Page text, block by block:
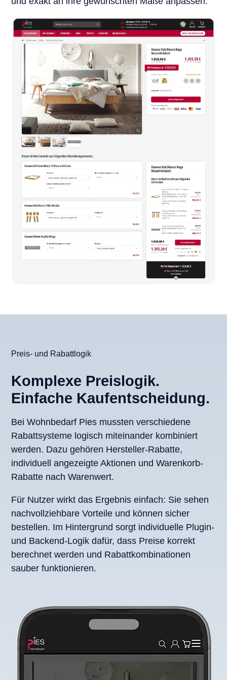
Preis- und Rabattlogik
Komplexe Preislogik.
Einfache Kaufentscheidung.
Bei Wohnbedarf Pies mussten verschiedene
Rabattsysteme logisch miteinander kombiniert
werden. Dazu gehören Hersteller-Rabatte,
individuell angezeigte Aktionen und Warenkorb-
Rabatte nach Warenwert.
Für Nutzer wirkt das Ergebnis einfach: Sie sehen
nachvollziehbare Vorteile und können sicher
bestellen. Im Hintergrund sorgt individuelle Plugin-
und Backend-Logik dafür, dass Preise korrekt
berechnet werden und Rabattkombinationen
sauber funktionieren.